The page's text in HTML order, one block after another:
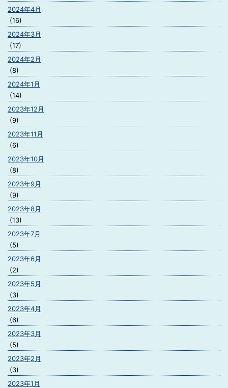
2024年4月
(16)
2024年3月
(17)
2024年2月
(8)
2024年1月
(14)
2023年12月
(9)
2023年11月
(6)
2023年10月
(8)
2023年9月
(9)
2023年8月
(13)
2023年7月
(5)
2023年6月
(2)
2023年5月
(3)
2023年4月
(6)
2023年3月
(5)
2023年2月
(3)
2023年1月